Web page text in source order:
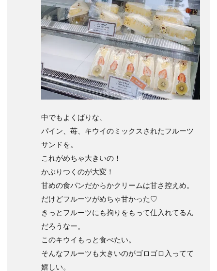
中でもよくばりな、
パイン、苺、キウイのミックスされたフルーツ
サンドを。
これがめちゃ大きいの！
かぶりつくのが大変！
甘めの食パンだからかクリームは甘さ控えめ。
だけどフルーツがめちゃ甘かった♡
きっとフルーツにも拘りをもって仕入れてるん
だろうなー。
このキウイもっと食べたい。
そんなフルーツも大きいのがゴロゴロ入ってて
嬉しい。